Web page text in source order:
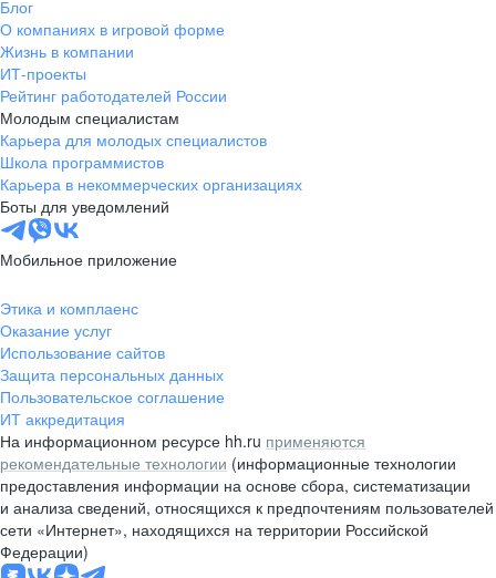
Блог
О компаниях в игровой форме
Жизнь в компании
ИТ-проекты
Рейтинг работодателей России
Молодым специалистам
Карьера для молодых специалистов
Школа программистов
Карьера в некоммерческих организациях
Боты для уведомлений
Мобильное приложение
Этика и комплаенс
Оказание услуг
Использование сайтов
Защита персональных данных
Пользовательское соглашение
ИТ аккредитация
На информационном ресурсе hh.ru применяются
рекомендательные технологии (информационные технологии
предоставления информации на основе сбора, систематизации
и анализа сведений, относящихся к предпочтениям пользователей
сети «Интернет», находящихся на территории Российской
Федерации)